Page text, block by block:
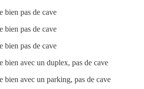
bien pas de cave
bien pas de cave
bien pas de cave
bien avec un duplex, pas de cave
bien avec un parking, pas de cave